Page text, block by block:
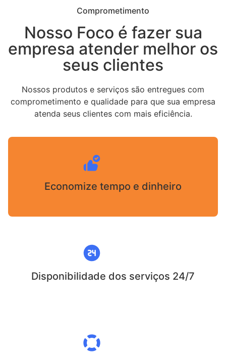
Comprometimento
Nosso Foco é fazer sua
empresa atender melhor os
seus clientes
Nossos produtos e serviços são entregues com
comprometimento e qualidade para que sua empresa
atenda seus clientes com mais eficiência.
Economize tempo e dinheiro
Disponibilidade dos serviços 24/7